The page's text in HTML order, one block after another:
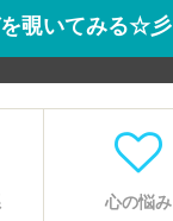
覗いてみる☆彡
心の悩み